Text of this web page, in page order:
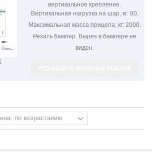
вертикальное крепление.
Вертикальная нагрузка на шар, кг:80.
Максимальная масса прицепа, кг:2000.
Резать бампер:Вырез в бампере не
виден.